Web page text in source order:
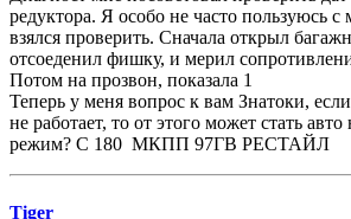
редуктора. Я особо не часто пользуюсь с
взялся проверить. Сначала открыл
отсоеденил фишку, и мерил
Потом на прозвон, показала 1
Теперь у меня вопрос к вам Знатоки,
не работает, то от этого может стать
режим? С 180 МКПП 97ГВ РЕСТАЙЛ
Tiger